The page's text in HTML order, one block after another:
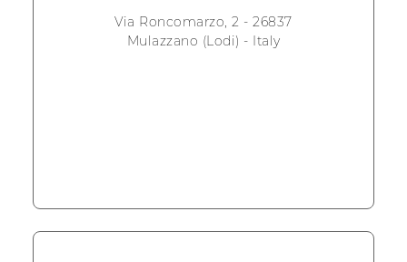
Via Roncomarzo, 2 - 26837
Mulazzano (Lodi) - Italy